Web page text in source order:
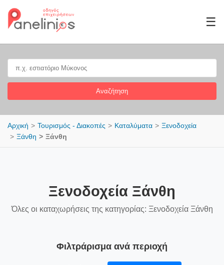
☰
Αναζήτηση
Αρχική Τουρισμός - Διακοπές Καταλύματα
Ξενοδοχεία
Ξάνθη
Ξάνθη
Ξενοδοχεία Ξάνθη
Όλες οι καταχωρήσεις της κατηγορίας: Ξενοδοχεία Ξάνθη
Φιλτράρισμα ανά περιοχή